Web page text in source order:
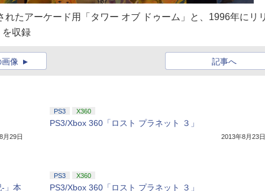
れたアーケード用「タワー オブ ドゥーム」と、1996年にリ
を収録
記事へ
画像
月29日
PS3 X360
PS3/Xbox 360「ロスト プラネット ３」
2013年8月23日
」本
PS3 X360
PS3/Xbox 360「ロスト プラネット ３」